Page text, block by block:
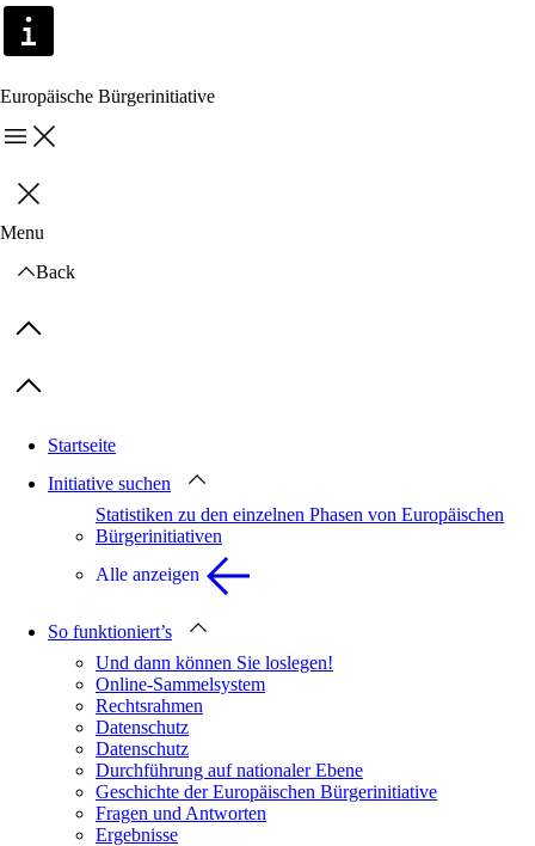
Europäische Bürgerinitiative
Menu
Schließen
Menu
Back
Previous items
Next items
Startseite
Initiative suchen
Statistiken zu den einzelnen Phasen von Europäischen
Bürgerinitiativen
Alle anzeigen
So funktioniert’s
Und dann können Sie loslegen!
Online-Sammelsystem
Rechtsrahmen
Datenschutz
Datenschutz
Durchführung auf nationaler Ebene
Geschichte der Europäischen Bürgerinitiative
Fragen und Antworten
Ergebnisse